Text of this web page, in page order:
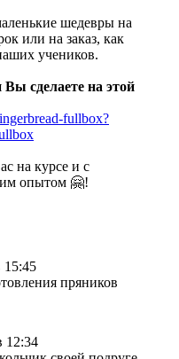
шедевры на
или на заказ, как
учеников.
сделаете на этой
fullbox?
на курсе и с
опытом 🤗!
15:45
пряников
12:34